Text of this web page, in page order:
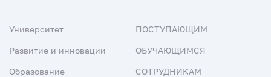
Университет
Развитие и инновации
Образование
ПОСТУПАЮЩИМ
ОБУЧАЮЩИМСЯ
СОТРУДНИКАМ